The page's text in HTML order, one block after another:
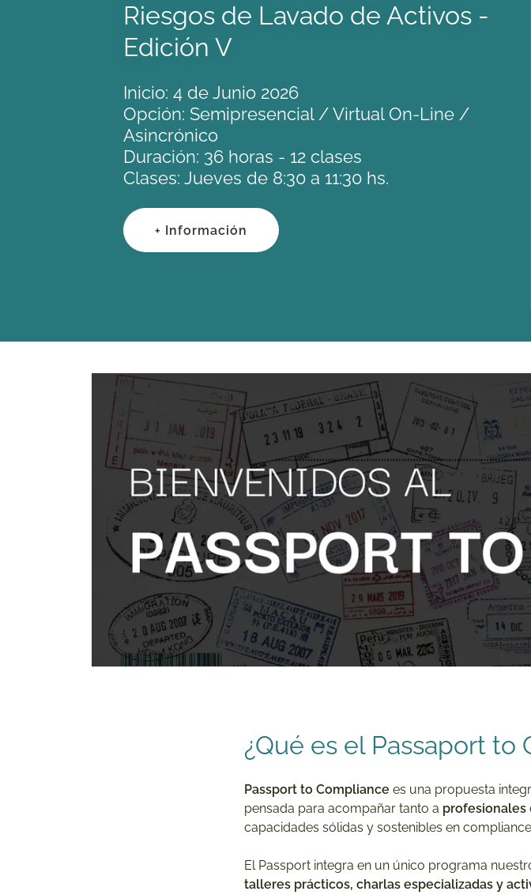
Riesgos de Lavado de Activos -
Edición V
Inicio: 4 de Junio 2026
Opción: Semipresencial / Virtual On-Line /
Asincrónico
Duración: 36 horas - 12 clases
Clases: Jueves de 8:30 a 11:30 hs.
+ Información
¿Qué es el Passaport to
Passport to Compliance es una propuesta
pensada para acompañar tanto a profesionales
capacidades sólidas y sostenibles en
El Passport integra en un único programa
talleres prácticos, charlas especializadas y